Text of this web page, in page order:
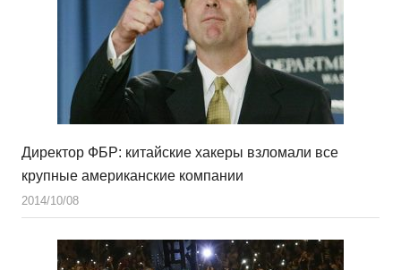
Директор ФБР: китайские хакеры взломали все
крупные американские компании
2014/10/08